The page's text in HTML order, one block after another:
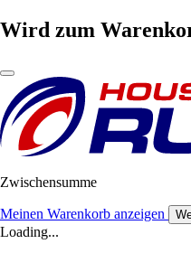
Wird zum
Zwischensumme
Meinen Warenkorb anzeigen
Loading...